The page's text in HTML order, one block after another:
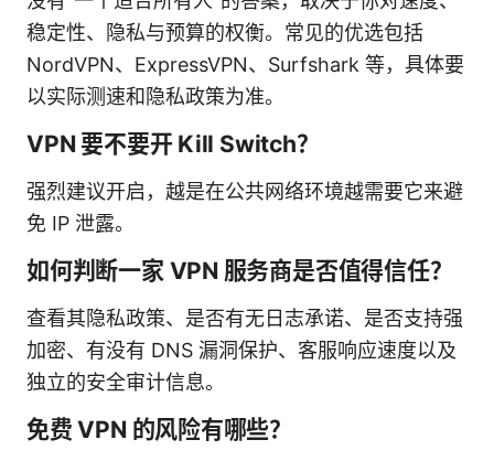
稳定性、隐私与预算的权衡。常见的优选包括
NordVPN、ExpressVPN、Surfshark 等，具体要
以实际测速和隐私政策为准。
VPN 要不要开 Kill Switch？
强烈建议开启，越是在公共网络环境越需要它来避
免 IP 泄露。
如何判断一家 VPN 服务商是否值得信任？
查看其隐私政策、是否有无日志承诺、是否支持强
加密、有没有 DNS 漏洞保护、客服响应速度以及
独立的安全审计信息。
免费 VPN 的风险有哪些？